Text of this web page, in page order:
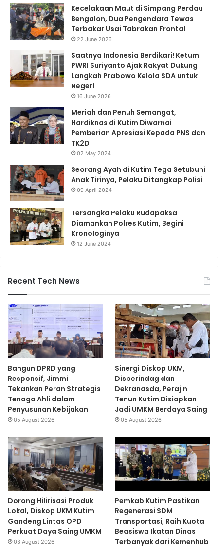
Kecelakaan Maut di Simpang Perdau
Bengalon, Dua Pengendara Tewas
Terbakar Usai Tabrakan Frontal
22 June 2026
Saatnya Indonesia Berdikari! Ketum
PWRI Suriyanto Ajak Rakyat Dukung
Langkah Prabowo Kelola SDA untuk
Negeri
16 June 2026
Meriah dan Penuh Semangat,
Hardiknas di Kutim Diwarnai
Pemberian Apresiasi Kepada PNS dan
TK2D
02 May 2024
Seorang Ayah di Kutim Tega Setubuhi
Anak Tirinya, Pelaku Ditangkap Polisi
09 April 2024
Tersangka Pelaku Rudapaksa
Diamankan Polres Kutim, Begini
Kronologinya
12 June 2024
Recent Tech News
Bangun DPRD yang
Responsif, Jimmi
Tekankan Peran Strategis
Tenaga Ahli dalam
Penyusunan Kebijakan
05 August 2026
Sinergi Diskop UKM,
Disperindag dan
Dekranasda, Perajin
Tenun Kutim Disiapkan
Jadi UMKM Berdaya Saing
05 August 2026
Dorong Hilirisasi Produk
Lokal, Diskop UKM Kutim
Gandeng Lintas OPD
Perkuat Daya Saing UMKM
03 August 2026
Pemkab Kutim Pastikan
Regenerasi SDM
Transportasi, Raih Kuota
Beasiswa Ikatan Dinas
Terbanyak dari Kemenhub